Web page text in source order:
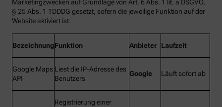
Marketingzwecken auf Grundlage von Art. 6 Abs. 1 lit. a DSGVO,
§ 25 Abs. 1 TDDDG gesetzt, sofern die jeweilige Funktion auf der
Website aktiviert ist:
BezeichnungFunktion Anbieter Laufzeit
Google Maps
API
Liest die IP-Adresse des
Benutzers
Google Läuft sofort ab
Registrierung einer